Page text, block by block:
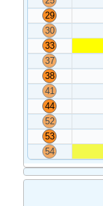
29
30
33
37
38
41
44
52
53
54